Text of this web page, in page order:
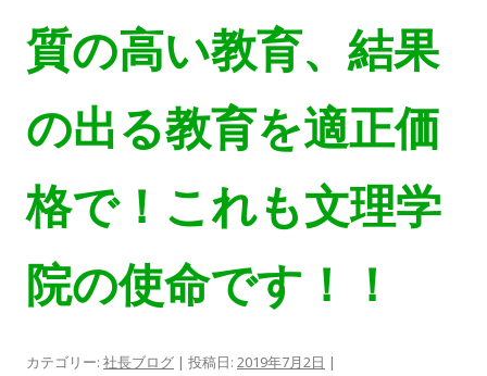
質の高い教育、結果
の出る教育を適正価
格で！これも文理学
院の使命です！！
カテゴリー: 社長ブログ | 投稿日: 2019年7月2日 |